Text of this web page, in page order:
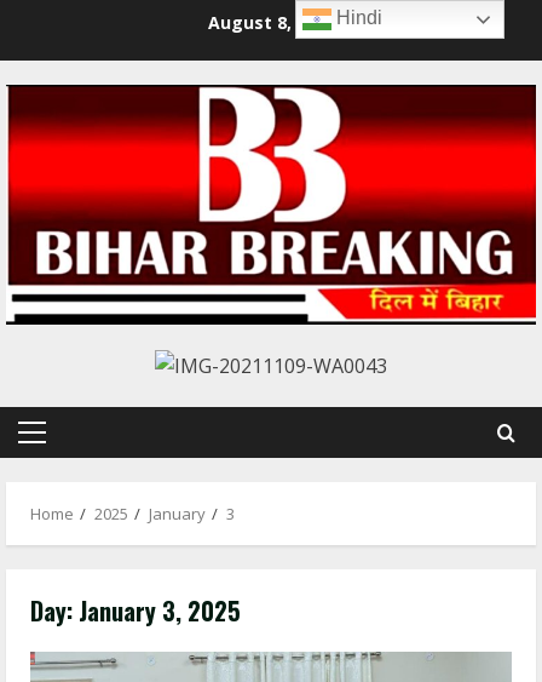
content
August 8, 2026
Primary
Home 2025 January 3
Day: January 3, 2025
Hindi